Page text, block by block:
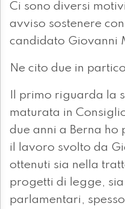
Ci sono diversi
avviso sostenere
candidato Giovanni
Ne cito due in
Il primo riguarda la
maturata in
due anni a Berna ho
il lavoro svolto da
ottenuti sia nella
progetti di legge,
parlamentari,